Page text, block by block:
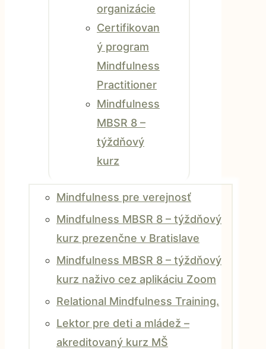
organizácie
Certifikovan
ý program
Mindfulness
Practitioner
Mindfulness
MBSR 8 –
týždňový
kurz
Mindfulness pre verejnosť
Mindfulness MBSR 8 – týždňový
kurz prezenčne v Bratislave
Mindfulness MBSR 8 – týždňový
kurz naživo cez aplikáciu Zoom
Relational Mindfulness Training.
Lektor pre deti a mládež –
akreditovaný kurz MŠ